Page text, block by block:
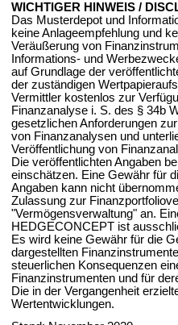
WICHTIGER HINWEIS /
Das Musterdepot und
keine Anlageempfehlung und
Veräußerung von
Informations- und
auf Grundlage der
der zuständigen
Vermittler kostenlos zur
Finanzanalyse i. S. des § 34b
gesetzlichen Anforderungen
von Finanzanalysen und
Veröffentlichung von
Die veröffentlichten Angaben
einschätzen. Eine Gewähr für
Angaben kann nicht
Zulassung zur
"Vermögensverwaltung" an.
HEDGECONCEPT ist
Es wird keine Gewähr für die
dargestellten
steuerlichen Konsequenzen
Finanzinstrumenten und für
Die in der Vergangenheit
Wertentwicklungen.